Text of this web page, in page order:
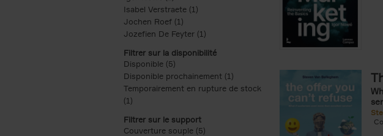
Isabel Verstraete (1) Apply Isabel Verstraete filter
Jochen Roef (1)
Jozefien De Feyter (1) Apply Jozefien De Feyter filter
Filtrer sur la disponibilité
Disponible (5)
Disponible prochainement (1) Apply Disponible prochainement filter
Temporairement en rupture de stock
(1) Apply Temporairement en rupture de stock filter
Filtrer sur le support
Couverture souple (5) Apply Couverture souple filter